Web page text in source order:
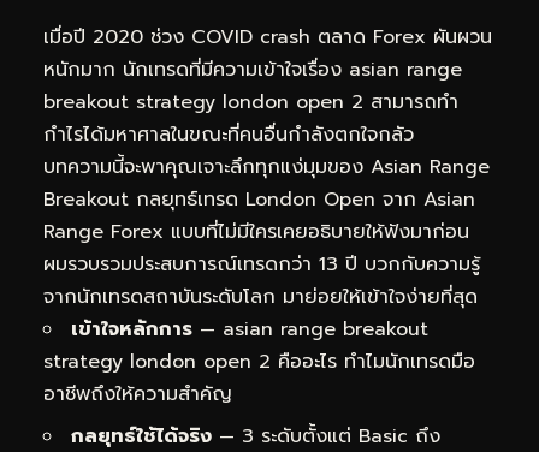
เมื่อปี 2020 ช่วง COVID crash ตลาด Forex ผันผวน
หนักมาก นักเทรดที่มีความเข้าใจเรื่อง asian range
breakout strategy london open 2 สามารถทำ
กำไรได้มหาศาลในขณะที่คนอื่นกำลังตกใจกลัว
บทความนี้จะพาคุณเจาะลึกทุกแง่มุมของ Asian Range
Breakout กลยุทธ์เทรด London Open จาก Asian
Range Forex แบบที่ไม่มีใครเคยอธิบายให้ฟังมาก่อน
ผมรวบรวมประสบการณ์เทรดกว่า 13 ปี บวกกับความรู้
จากนักเทรดสถาบันระดับโลก มาย่อยให้เข้าใจง่ายที่สุด
เข้าใจหลักการ — asian range breakout
strategy london open 2 คืออะไร ทำไมนักเทรดมือ
อาชีพถึงให้ความสำคัญ
กลยุทธ์ใช้ได้จริง — 3 ระดับตั้งแต่ Basic ถึง